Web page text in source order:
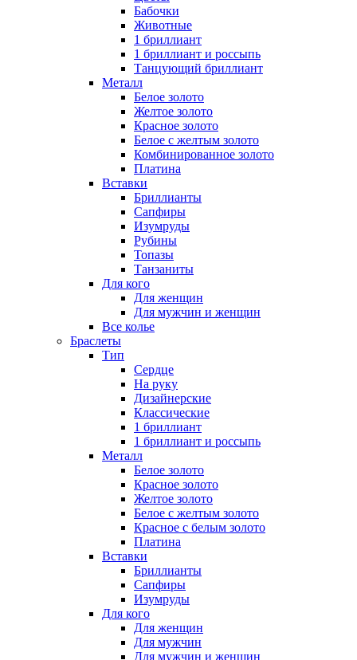
Бабочки
Животные
1 бриллиант
1 бриллиант и россыпь
Танцующий бриллиант
Металл
Белое золото
Желтое золото
Красное золото
Белое с желтым золото
Комбинированное золото
Платина
Вставки
Бриллианты
Сапфиры
Изумруды
Рубины
Топазы
Танзаниты
Для кого
Для женщин
Для мужчин и женщин
Все колье
Браслеты
Тип
Сердце
На руку
Дизайнерские
Классические
1 бриллиант
1 бриллиант и россыпь
Металл
Белое золото
Красное золото
Желтое золото
Белое с желтым золото
Красное с белым золото
Платина
Вставки
Бриллианты
Сапфиры
Изумруды
Для кого
Для женщин
Для мужчин
Для мужчин и женщин